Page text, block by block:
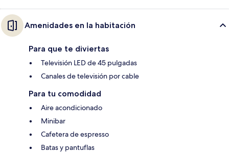
Amenidades en la habitación
Para que te diviertas
Televisión LED de 45 pulgadas
Canales de televisión por cable
Para tu comodidad
Aire acondicionado
Minibar
Cafetera de espresso
Batas y pantuflas